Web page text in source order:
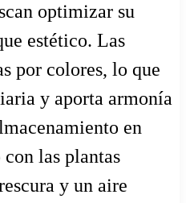
optimizar su
estético. Las
por colores, lo que
y aporta armonía
en
las plantas
y un aire